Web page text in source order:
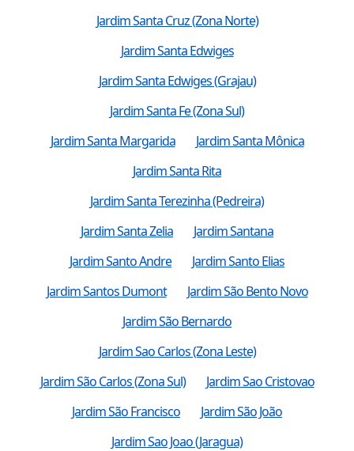
Jardim Santa Cruz (Zona Norte)
Jardim Santa Edwiges
Jardim Santa Edwiges (Grajau)
Jardim Santa Fe (Zona Sul)
Jardim Santa Margarida
Jardim Santa Mônica
Jardim Santa Rita
Jardim Santa Terezinha (Pedreira)
Jardim Santa Zelia
Jardim Santana
Jardim Santo Andre
Jardim Santo Elias
Jardim Santos Dumont
Jardim São Bento Novo
Jardim São Bernardo
Jardim Sao Carlos (Zona Leste)
Jardim São Carlos (Zona Sul)
Jardim Sao Cristovao
Jardim São Francisco
Jardim São João
Jardim Sao Joao (Jaragua)